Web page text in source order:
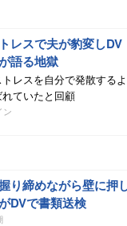
レスで夫が豹変しDV
語る地獄
レスを自分で発散する
ていたと回顧
ン
握り締めながら壁に押
DVで書類送検